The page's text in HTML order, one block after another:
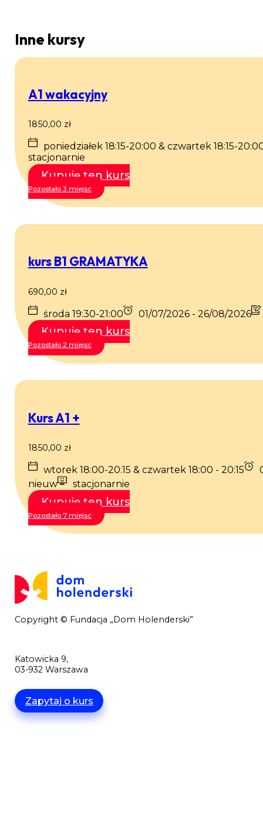
Inne kursy
A1 wakacyjny
1850,00 zł
poniedziałek 18:15-20:00 & czwartek 18:15-
stacjonarnie
Kupuję ten kurs
Pozostało 3 miejsc
kurs B1 GRAMATYKA
690,00 zł
środa 19:30-21:00 01/07/2026 - 26/08/2026
Kupuję ten kurs
Pozostało 2 miejsc
Kurs A1 +
1850,00 zł
wtorek 18:00-20:15 & czwartek 18:00 - 20:15
nieuw
stacjonarnie
Kupuję ten kurs
Pozostało 7 miejsc
Copyright © Fundacja „Dom Holenderski”
Katowicka 9,
03-932 Warszawa
Zapytaj o kurs